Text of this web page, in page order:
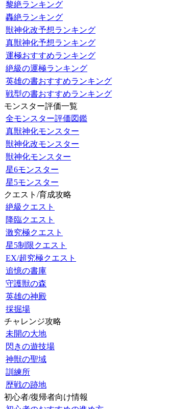
黎絶ランキング
轟絶ランキング
獣神化改予想ランキング
真獣神化予想ランキング
運極おすすめランキング
絶級の運極ランキング
英雄の書おすすめランキング
戦型の書おすすめランキング
モンスター評価一覧
全モンスター評価図鑑
真獣神化モンスター
獣神化改モンスター
獣神化モンスター
星6モンスター
星5モンスター
クエスト/育成攻略
絶級クエスト
降臨クエスト
激究極クエスト
星5制限クエスト
EX/超究極クエスト
追憶の書庫
守護獣の森
英雄の神殿
採掘場
チャレンジ攻略
未開の大地
閃きの遊技場
神獣の聖域
訓練所
歴戦の跡地
初心者/復帰者向け情報